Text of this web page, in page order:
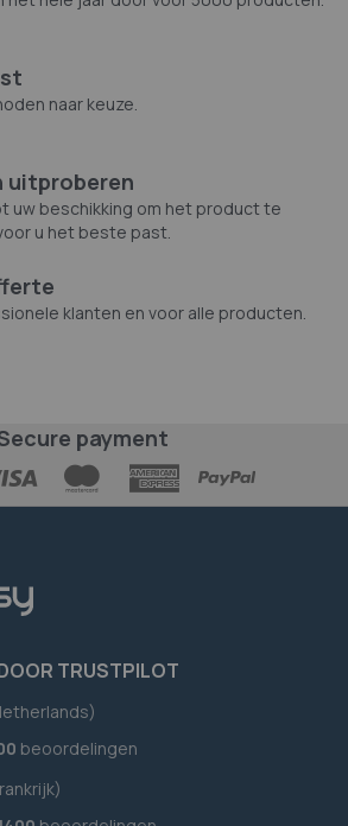
naar keuze.
uitproberen
uw beschikking om het product te
u het beste past.
klanten en voor alle producten.
payment
TRUSTPILOT
beoordelingen